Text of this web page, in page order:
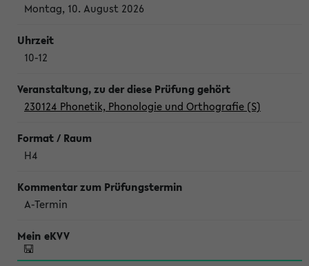
Montag, 10. August 2026
10-12
230124 Phonetik, Phonologie und Orthografie (S)
H4
A-Termin